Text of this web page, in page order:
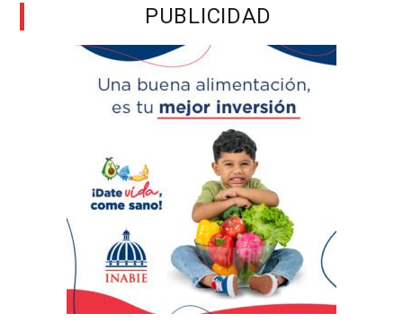
PUBLICIDAD